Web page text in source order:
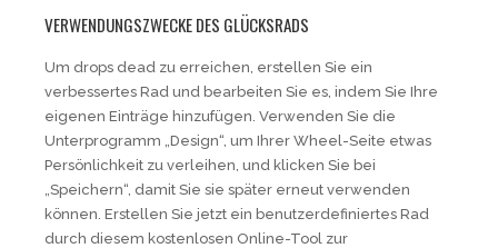
VERWENDUNGSZWECKE DES GLÜCKSRADS
Um drops dead zu erreichen, erstellen Sie ein
verbessertes Rad und bearbeiten Sie es, indem Sie Ihre
eigenen Einträge hinzufügen. Verwenden Sie die
Unterprogramm „Design“, um Ihrer Wheel-Seite etwas
Persönlichkeit zu verleihen, und klicken Sie bei
„Speichern“, damit Sie sie später erneut verwenden
können. Erstellen Sie jetzt ein benutzerdefiniertes Rad
durch diesem kostenlosen Online-Tool zur